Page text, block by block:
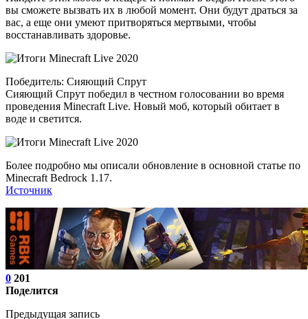
вы сможете вызвать их в любой момент. Они будут драться за
вас, а еще они умеют притворяться мертвыми, чтобы
восстанавливать здоровье.
Победитель: Сияющий Спрут
Сияющий Спрут победил в честном голосовании во время
проведения Minecraft Live. Новый моб, который обитает в
воде и светится.
Более подробно мы описали обновление в основной статье по
Minecraft Bedrock 1.17.
Источник
0 201
Поделится
Предыдущая запись